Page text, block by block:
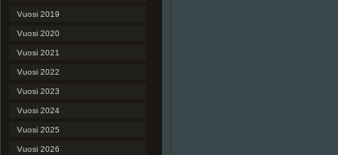
Vuosi 2019
Vuosi 2020
Vuosi 2021
Vuosi 2022
Vuosi 2023
Vuosi 2024
Vuosi 2025
Vuosi 2026